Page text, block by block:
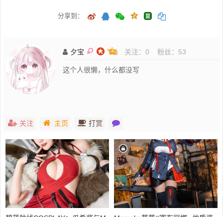
分享到：
夕宝 关注： 0 粉丝： 53
这个人很懒，什么都没写
关注 主页 打赏